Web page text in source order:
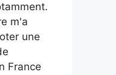
m'a
une
France